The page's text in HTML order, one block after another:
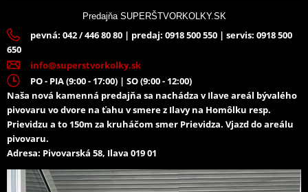
Predajňa SUPERŠTVORKOLKY.SK
pevná: 042 / 446 80 80 | predaj: 0918 500 550 | servis: 0918 500
650
info@superstvorkolky.sk
PO - PIA (9:00 - 17:00) | SO (9:00 - 12:00)
Naša nová kamenná predajňa sa nachádza v Ilave areál bývalého
pivovaru vo dvore na ťahu v smere z Ilavy na Homôlku resp.
Prievidzu a to 150m za kruháčom smer Prievidza. Vjazd do areálu
pivovaru.
Adresa: Pivovarská 58, Ilava 019 01